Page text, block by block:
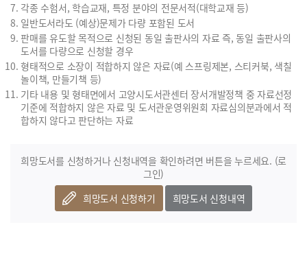
각종 수험서, 학습교재, 특정 분야의 전문서적(대학교재 등)
일반도서라도 (예상)문제가 다량 포함된 도서
판매를 유도할 목적으로 신청된 동일 출판사의 자료 즉, 동일 출판사의
도서를 다량으로 신청할 경우
형태적으로 소장이 적합하지 않은 자료(예 스프링제본, 스티커북, 색칠
놀이책, 만들기책 등)
기타 내용 및 형태면에서 고양시도서관센터 장서개발정책 중 자료선정
기준에 적합하지 않은 자료 및 도서관운영위원회 자료심의분과에서 적
합하지 않다고 판단하는 자료
희망도서를 신청하거나 신청내역을 확인하려면 버튼을 누르세요. (로
그인)
희망도서 신청하기
희망도서 신청내역